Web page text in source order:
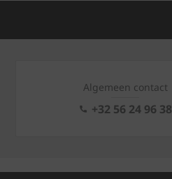
Algemeen contact
+32 56 24 96 38